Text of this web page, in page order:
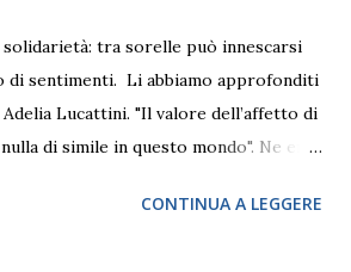
tra sorelle può innescarsi
di sentimenti. Li abbiamo approfonditi
Lucattini. "Il valore dell’affetto di
di simile in questo mondo". Ne era
può essere in disaccordo. Crescere
CONTINUA A LEGGERE